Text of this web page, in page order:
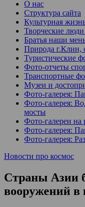
О нас
Структура сайта
Культурная
Творческие
Братья наши
Природа г.Клин,
Туристические
Фото-отчеты
Транспортные
Музеи и
Фото-галерея:
Фото-галерея:
мосты
Фото-галереи на
Фото-галерея:
Фото-галерея:
Новости про космос
Страны Азии
вооружений в